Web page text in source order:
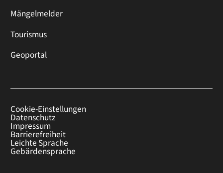
Mängelmelder
Tourismus
Geoportal
Cookie-Einstellungen
Datenschutz
Impressum
Barrierefreiheit
Leichte Sprache
Gebärdensprache